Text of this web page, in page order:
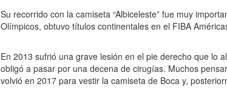
Su recorrido con la camiseta “Albiceleste” fue muy
Olímpicos, obtuvo títulos continentales en el FIBA
En 2013 sufrió una grave lesión en el pie derecho que lo
obligó a pasar por una decena de cirugías. Muchos
volvió en 2017 para vestir la camiseta de Boca y,